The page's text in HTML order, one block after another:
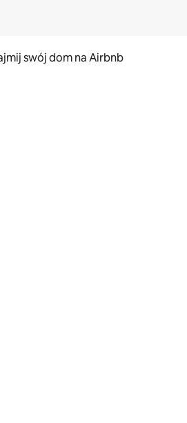
swój dom na Airbnb
lub przesuwania.